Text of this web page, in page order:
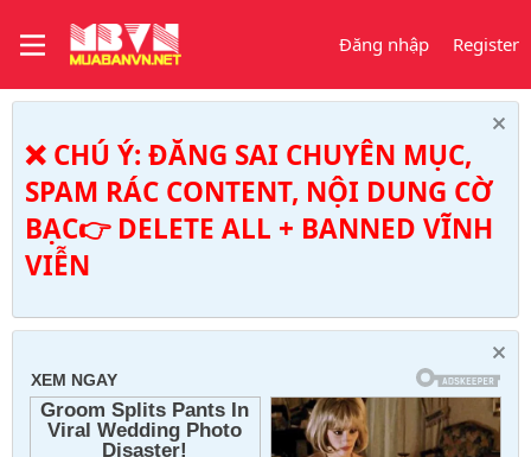
Đăng nhập Register
❌ CHÚ Ý: ĐĂNG SAI CHUYÊN MỤC,
SPAM RÁC CONTENT, NỘI DUNG CỜ
BẠC👉 DELETE ALL + BANNED VĨNH
VIỄN